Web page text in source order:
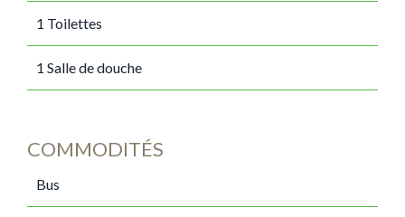
1 Toilettes
1 Salle de douche
COMMODITÉS
Bus